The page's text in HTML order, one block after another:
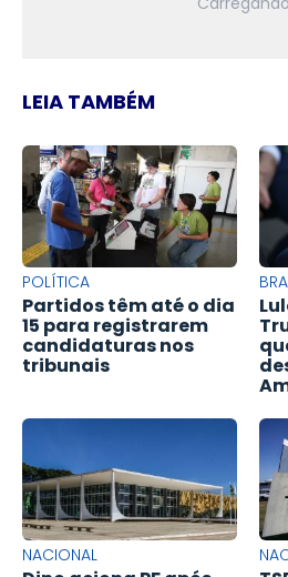
LEIA TAMBÉM
POLÍTICA
Partidos têm até o dia
15 para registrarem
candidaturas nos
tribunais
NACIONAL